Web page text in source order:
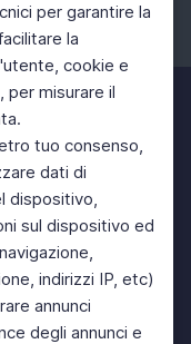
per garantire la
la
cookie e
per misurare il
tuo consenso,
dati di
dispositivo,
sul dispositivo ed
indirizzi IP, etc)
annunci
degli annunci e
Twitter